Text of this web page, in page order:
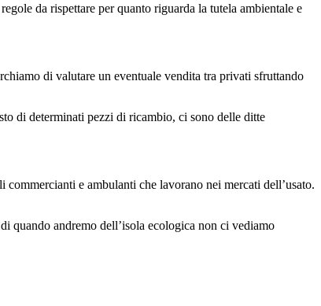
da rispettare per quanto riguarda la tutela ambientale e
di valutare un eventuale vendita tra privati sfruttando
di determinati pezzi di ricambio, ci sono delle ditte
e ambulanti che lavorano nei mercati dell’usato.
quando andremo dell’isola ecologica non ci vediamo